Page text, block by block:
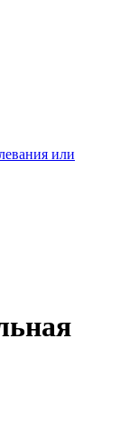
или